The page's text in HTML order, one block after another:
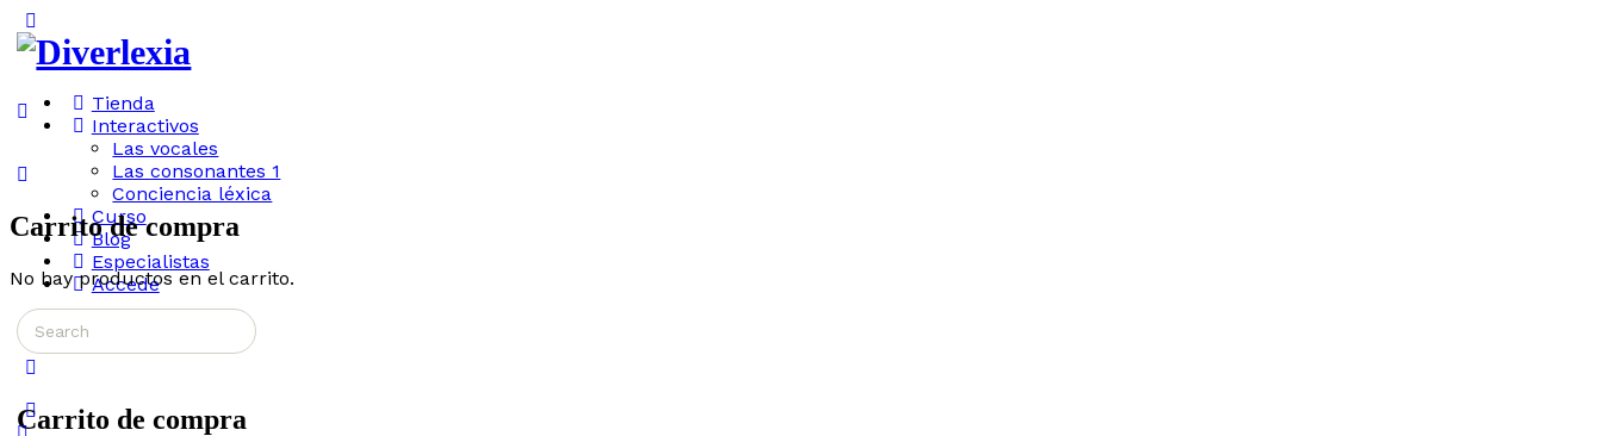
Side
Panel
Tienda
Interactivos
Las vocales
Las consonantes 1
Conciencia léxica
Curso
Blog
Especialistas
Accede
More
options
Carrito de compra
Carrito de compra
No hay productos en el carrito.
Search
for: